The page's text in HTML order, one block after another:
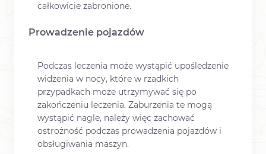
całkowicie zabronione.
Prowadzenie pojazdów
Podczas leczenia może wystąpić upośledzenie
widzenia w nocy, które w rzadkich
przypadkach może utrzymywać się po
zakończeniu leczenia. Zaburzenia te mogą
wystąpić nagle, należy więc zachować
ostrożność podczas prowadzenia pojazdów i
obsługiwania maszyn.